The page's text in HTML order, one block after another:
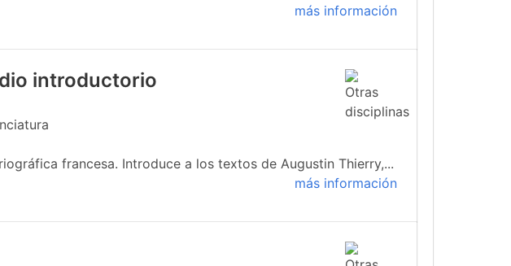
más información
introductorio
francesa. Introduce a los textos de Augustin Thierry,...
más información